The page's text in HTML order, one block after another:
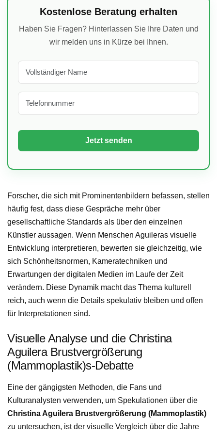
Kostenlose Beratung erhalten
Haben Sie Fragen? Hinterlassen Sie Ihre Daten und
wir melden uns in Kürze bei Ihnen.
Forscher, die sich mit Prominentenbildern befassen, stellen
häufig fest, dass diese Gespräche mehr über
gesellschaftliche Standards als über den einzelnen
Künstler aussagen. Wenn Menschen Aguileras visuelle
Entwicklung interpretieren, bewerten sie gleichzeitig, wie
sich Schönheitsnormen, Kameratechniken und
Erwartungen der digitalen Medien im Laufe der Zeit
verändern. Diese Dynamik macht das Thema kulturell
reich, auch wenn die Details spekulativ bleiben und offen
für Interpretationen sind.
Visuelle Analyse und die Christina
Aguilera Brustvergrößerung
(Mammoplastik)s-Debatte
Eine der gängigsten Methoden, die Fans und
Kulturanalysten verwenden, um Spekulationen über die
Christina Aguilera Brustvergrößerung (Mammoplastik)
zu untersuchen, ist der visuelle Vergleich über die Jahre